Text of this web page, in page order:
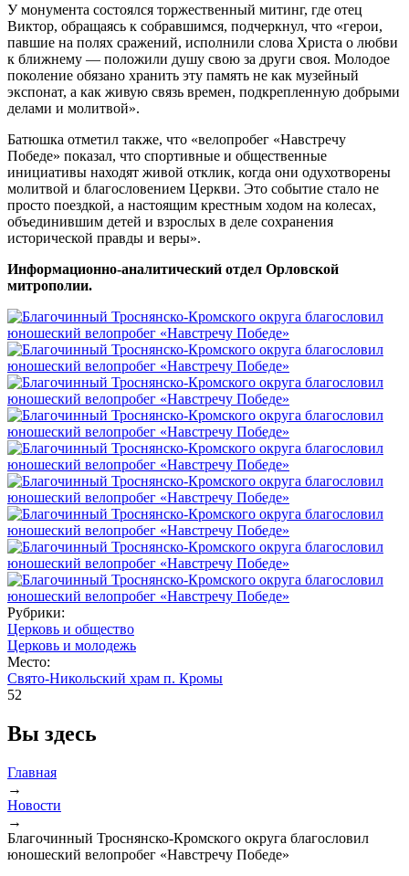
У монумента состоялся торжественный митинг, где отец
Виктор, обращаясь к собравшимся, подчеркнул, что «герои,
павшие на полях сражений, исполнили слова Христа о любви
к ближнему — положили душу свою за други своя. Молодое
поколение обязано хранить эту память не как музейный
экспонат, а как живую связь времен, подкрепленную добрыми
делами и молитвой».
Батюшка отметил также, что «велопробег «Навстречу
Победе» показал, что спортивные и общественные
инициативы находят живой отклик, когда они одухотворены
молитвой и благословением Церкви. Это событие стало не
просто поездкой, а настоящим крестным ходом на колесах,
объединившим детей и взрослых в деле сохранения
исторической правды и веры».
Информационно-аналитический отдел Орловской
митрополии.
Рубрики:
Церковь и общество
Церковь и молодежь
Место:
Свято-Никольский храм п. Кромы
52
Вы здесь
Главная
→
Новости
→
Благочинный Троснянско-Кромского округа благословил
юношеский велопробег «Навстречу Победе»